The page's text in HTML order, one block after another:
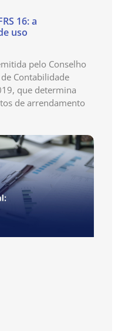
16: a
uso
pelo Conselho
Contabilidade
que determina
de arrendamento